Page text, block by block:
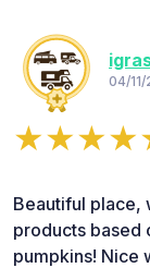
04/
Beautiful place,
products based
pumpkins! Nice